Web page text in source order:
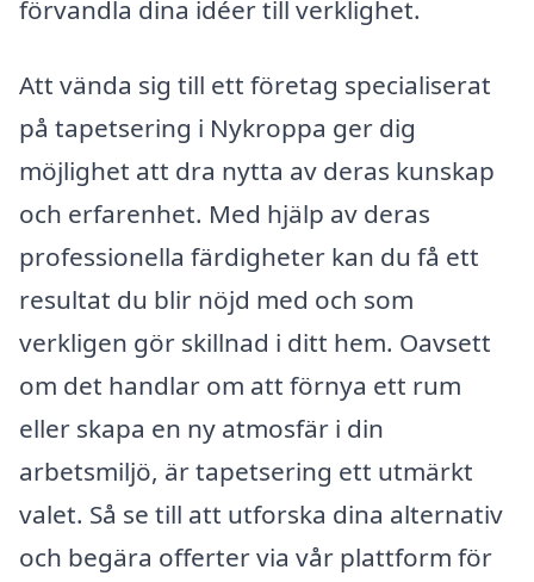
förvandla dina idéer till verklighet.
Att vända sig till ett företag specialiserat
på tapetsering i Nykroppa ger dig
möjlighet att dra nytta av deras kunskap
och erfarenhet. Med hjälp av deras
professionella färdigheter kan du få ett
resultat du blir nöjd med och som
verkligen gör skillnad i ditt hem. Oavsett
om det handlar om att förnya ett rum
eller skapa en ny atmosfär i din
arbetsmiljö, är tapetsering ett utmärkt
valet. Så se till att utforska dina alternativ
och begära offerter via vår plattform för